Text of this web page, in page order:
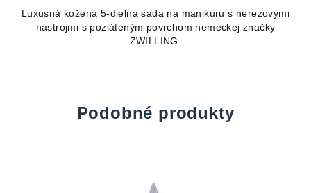
Luxusná kožená 5-dielna sada na manikúru s nerezovými
nástrojmi s pozláteným povrchom nemeckej značky
ZWILLING.
Podobné produkty